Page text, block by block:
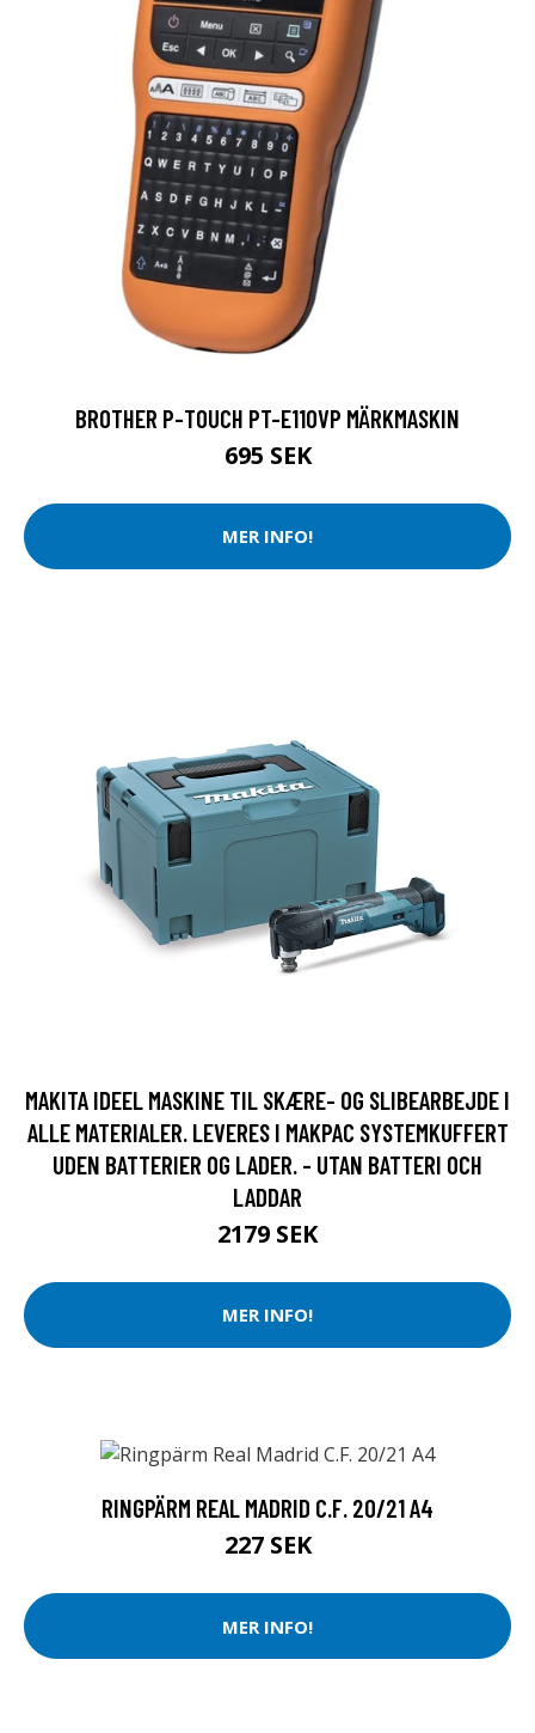
BROTHER P-TOUCH PT-E110VP MÄRKMASKIN
695 SEK
MER INFO!
MAKITA IDEEL MASKINE TIL SKÆRE- OG SLIBEARBEJDE I
ALLE MATERIALER. LEVERES I MAKPAC SYSTEMKUFFERT
UDEN BATTERIER OG LADER. - UTAN BATTERI OCH
LADDAR
2179 SEK
MER INFO!
RINGPÄRM REAL MADRID C.F. 20/21 A4
227 SEK
MER INFO!